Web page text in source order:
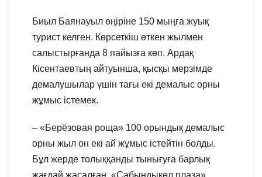
Биыл Баянауыл өңіріне 150 мыңға жуық
турист келген. Көрсеткіш өткен жылмен
салыстырғанда 8 пайызға көп. Ардақ
Кісентаевтың айтуынша, қысқы мерзімде
демалушылар үшін тағы екі демалыс орны
жұмыс істемек.
– «Берёзовая роща» 100 орындық демалыс
орны жыл он екі ай жұмыс істейтін болды.
Бұл жерде толыққанды тынығуға барлық
жағдай жасалған. «Сабындыкөл плаза»